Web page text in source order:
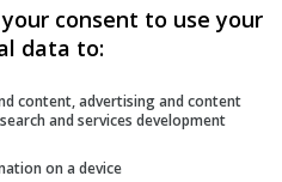
после 30-ти лет отсутствия.
не умеет их строить.
как это случилось год
consent to use your
data to:
content, advertising and content
and services development
on a device